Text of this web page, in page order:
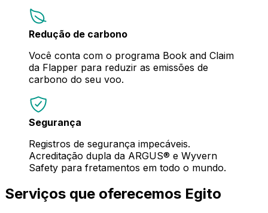
Redução de carbono
Você conta com o programa Book and Claim
da Flapper para reduzir as emissões de
carbono do seu voo.
Segurança
Registros de segurança impecáveis.
Acreditação dupla da ARGUS® e Wyvern
Safety para fretamentos em todo o mundo.
Serviços que oferecemos Egito